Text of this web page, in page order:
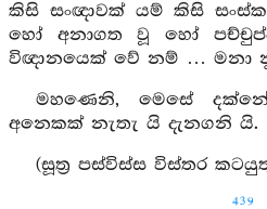
කිසි සංඥාවක් යම් කිසි
හෝ අනාගත වූ හෝ
විඥානයෙක් වේ නම් … මනා
මහණෙනි, මෙසේ
අනෙකක් නැතැ යි දැනගනි යි.
(සූත්‍ර පස්විස්ස විස්තර
439